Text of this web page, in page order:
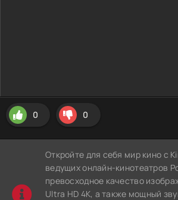
0 0
Откройте для себя мир кино с
ведущих онлайн-кинотеатров
превосходное качество
Ultra HD 4K, а также мощный